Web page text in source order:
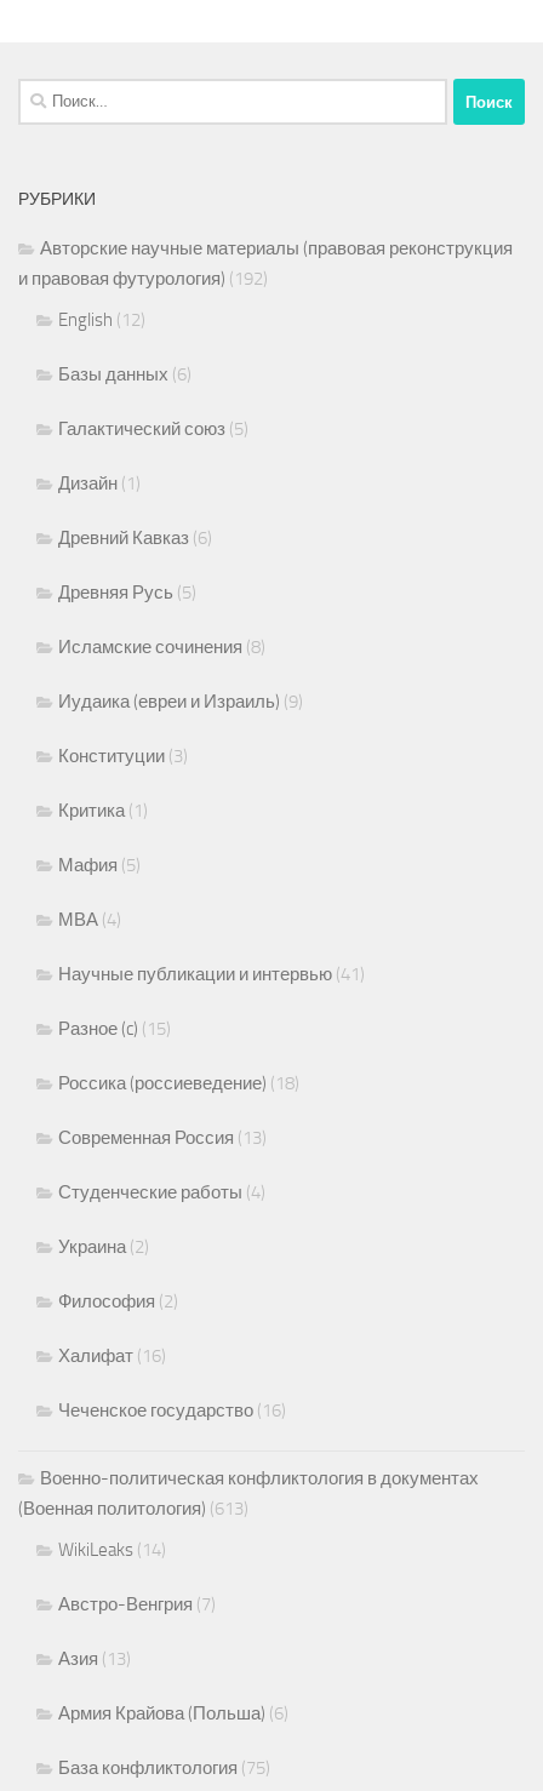
Найти:
РУБРИКИ
Авторские научные материалы (правовая реконструкция
и правовая футурология) (192)
English (12)
Базы данных (6)
Галактический союз (5)
Дизайн (1)
Древний Кавказ (6)
Древняя Русь (5)
Исламские сочинения (8)
Иудаика (евреи и Израиль) (9)
Конституции (3)
Критика(1)
Мафия (5)
МВА (4)
Научные публикации и интервью (41)
Разное (c) (15)
Россика (россиеведение) (18)
Современная Россия (13)
Студенческие работы (4)
Украина(2)
Философия (2)
Халифат (16)
Чеченское государство (16)
Военно-политическая конфликтология в документах
(Военная политология) (613)
WikiLeaks (14)
Австро-Венгрия (7)
Азия (13)
Армия Крайова (Польша) (6)
База конфликтология (75)